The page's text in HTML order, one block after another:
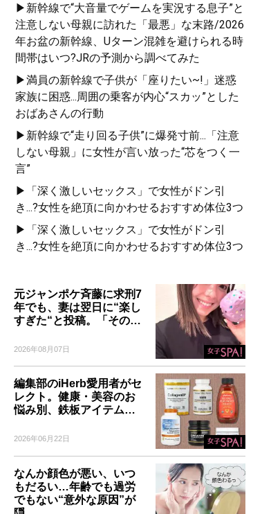
▶新幹線で“大音量でゲームを実況する息子”と
注意しない母親に訪れた「最悪」な末路/2026
年お盆の新幹線、Uターン混雑を避けられる時
間帯はいつ?JRの予測から調べてみた
▶満員の新幹線で子供が「座りたい~!」迷惑
家族に困惑...周囲の乗客が内心“スカッ”とした
おばあさんの行動
▶新幹線で“走り回る子供”に爆発寸前...「注意
しない母親」に女性が言い放った“芯をつく一
言”
▶「深く激しいセックス」で女性がドン引
き...?女性を絶頂に向かわせるおすすめ体位3つ
▶「深く激しいセックス」で女性がドン引
き...?女性を絶頂に向かわせるおすすめ体位3つ
元ジャンポケ斉藤に求刑7
年でも、妻は翌日に“楽し
すぎた“と投稿。「その…
2026年08月07日
編集部のiHerb愛用者がセ
レクト。健康・美容のお
悩み別、鉄板アイテム…
2026年06月22日
なんか顔色が悪い、いつ
もだるい…年齢でも過労
でもない“意外な原因”が